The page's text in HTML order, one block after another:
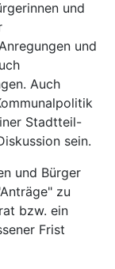
und
und
Auch
Stadtteil-
sein.
und Bürger
zu
bzw. ein
Frist